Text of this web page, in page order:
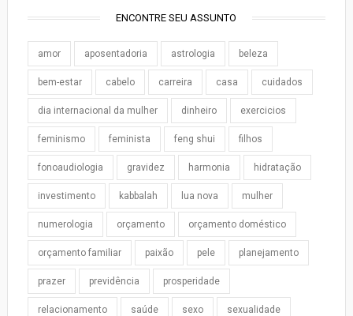
ENCONTRE SEU ASSUNTO
amor aposentadoria astrologia beleza
bem-estar cabelo carreira casa cuidados
dia internacional da mulher dinheiro exercicios
feminismo feminista feng shui filhos
fonoaudiologia gravidez harmonia hidratação
investimento kabbalah lua nova mulher
numerologia orçamento orçamento doméstico
orçamento familiar paixão pele planejamento
prazer previdência prosperidade
relacionamento saúde sexo sexualidade